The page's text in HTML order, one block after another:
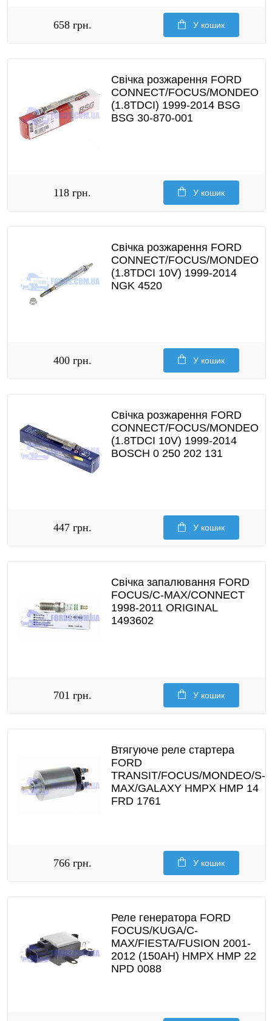
658 грн. У кошик
Свічка розжарення FORD
CONNECT/FOCUS/MONDEO
(1.8TDCI) 1999-2014 BSG
BSG 30-870-001
118 грн. У кошик
Свічка розжарення FORD
CONNECT/FOCUS/MONDEO
(1.8TDCI 10V) 1999-2014
NGK 4520
400 грн. У кошик
Свічка розжарення FORD
CONNECT/FOCUS/MONDEO
(1.8TDCI 10V) 1999-2014
BOSCH 0 250 202 131
447 грн. У кошик
Свічка запалювання FORD
FOCUS/C-MAX/CONNECT
1998-2011 ORIGINAL
1493602
701 грн. У кошик
Втягуюче реле стартера
FORD
TRANSIT/FOCUS/MONDEO/S-
MAX/GALAXY HMPX HMP 14
FRD 1761
766 грн. У кошик
Реле генератора FORD
FOCUS/KUGA/C-
MAX/FIESTA/FUSION 2001-
2012 (150AH) HMPX HMP 22
NPD 0088